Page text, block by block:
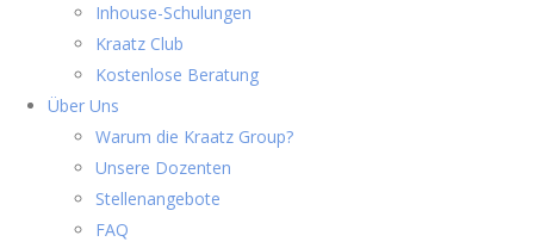
Inhouse-Schulungen
Kraatz Club
Kostenlose Beratung
Über Uns
Warum die Kraatz Group?
Unsere Dozenten
Stellenangebote
FAQ